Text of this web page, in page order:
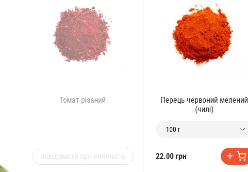
Томат різаний
повідомити про наявність
Перець червоний мелений
(чилі)
100 г
22.00 грн